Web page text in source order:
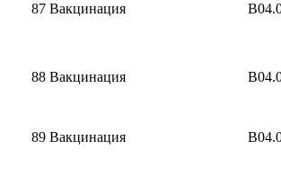
87 Вакцинация
88 Вакцинация
89 Вакцинация